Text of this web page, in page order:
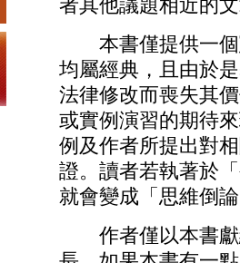
者其他議題相近的
本書僅提供一個
均屬經典，且由於
法律修改而喪失其
或實例演習的期待
例及作者所提出對
證。讀者若執著於
就會變成「思維倒
作者僅以本書獻